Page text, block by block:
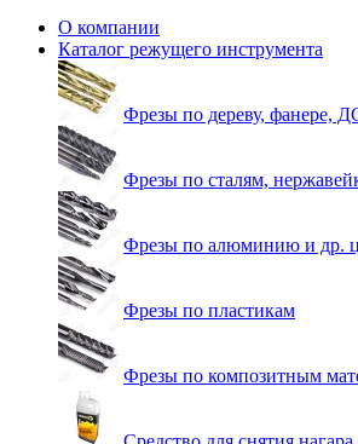
О компании
Каталог режущего инструмента
Фрезы по дереву, фанере,
Фрезы по сталям,
Фрезы по алюминию и др.
Фрезы по пластикам
Фрезы по композитным